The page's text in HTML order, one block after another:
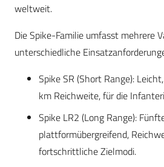
weltweit.
Die Spike-Familie umfasst mehrere
unterschiedliche
Spike SR (Short Range):
km Reichweite, für die
Spike LR2 (Long Range):
plattformübergreifend,
fortschrittliche Zielmodi.